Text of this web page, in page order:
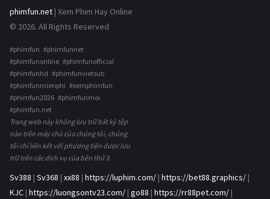
phimfun.net | Xem Phim Hay Online
© 2026. All Rights Reserved
#phimfun #phimfunnet
#phimfunonline #phimfunofficial
#phimfunhd #phimfunvietsub
#phimfunmienphi #xemphimfun
#phimfun2026 #phimfunmoi
#phimfun.net
Trang web này không lưu trữ bất kỳ tệp
nào trên máy chủ của chúng tôi, chúng
tôi chỉ liên kết với phương tiện được lưu
trữ trên các dịch vụ của bên thứ 3.
Sv388 | Sv368 | xx88 | https://luphim.com/ | https://bet88.graphics/ |
KJC | https://luongsontv23.com/ | go88 | https://rr88pet.com/ |